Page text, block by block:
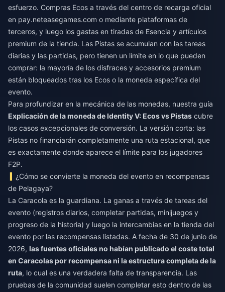
esfuerzo. Compras Ecos a través del centro de recarga oficial
en pay.neteasegames.com o mediante plataformas de
terceros, y luego los gastas en tiradas de Esencia y artículos
premium de la tienda. Las Pistas se acumulan con las tareas
diarias y las partidas, pero tienen un límite en lo que pueden
comprar: la mayoría de los disfraces y accesorios premium
están bloqueados tras los Ecos o la moneda específica del
evento.
Para profundizar en la mecánica de las monedas, nuestra guía
Explicación de la moneda de Identity V: Ecos vs Pistas cubre
los casos excepcionales de conversión. La versión corta: las
Pistas no financiarán completamente una ruta estacional, que
es exactamente donde aparece el límite para los jugadores
F2P.
¿Cómo se convierte la moneda del evento en recompensas
de Pelagaya?
La Caracola es la guardiana. La ganas a través de tareas del
evento (registros diarios, completar partidas, minijuegos y
progreso de la historia) y luego la intercambias en la tienda del
evento por las recompensas listadas. A fecha de 30 de junio de
2026, las fuentes oficiales no habían publicado el coste total
en Caracolas por recompensa ni la estructura completa de la
ruta, lo cual es una verdadera falta de transparencia. Las
pruebas de la comunidad suelen completar esto dentro de las